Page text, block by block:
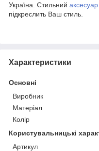
Україна. Стильний аксесуар
підкреслить Ваш стиль.
Характеристики
Основні
Виробник
Матеріал
Колір
Користувальницькі
Артикул